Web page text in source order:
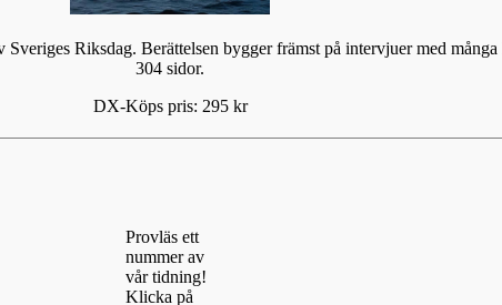
Sveriges Riksdag. Berättelsen bygger främst på intervjuer med
304 sidor.
DX-Köps pris: 295 kr
Provläs ett
nummer av
vår tidning!
Klicka på